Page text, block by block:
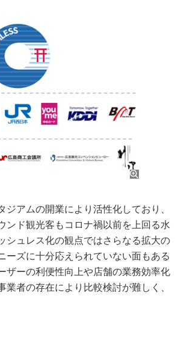
アムの開業により活性化しており、
ンド観光客もコロナ禍以前を上回る水
シュレス化の観点ではさらなる拡大の
ーズに十分応えられていない面もある
ザーの利便性向上や店舗の業務効率化
者の存在により比較検討が難しく、